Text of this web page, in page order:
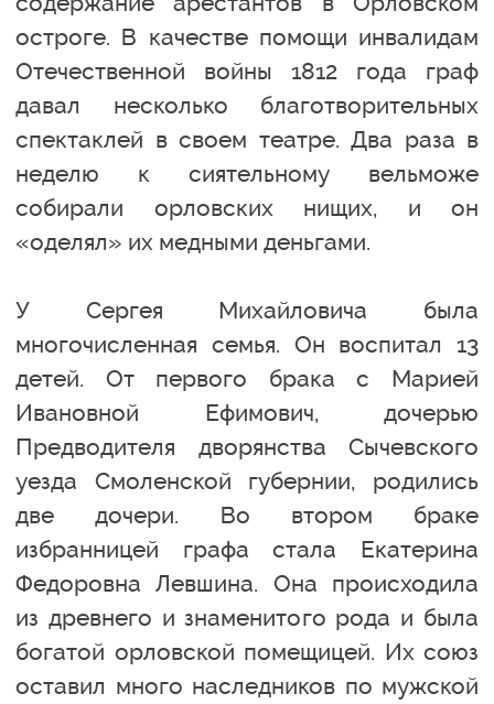
остроге. В качестве помощи инвалидам
Отечественной войны 1812 года граф
давал несколько благотворительных
спектаклей в своем театре. Два раза в
неделю к сиятельному вельможе
собирали орловских нищих, и он
«оделял» их медными деньгами.
У Сергея Михайловича была
многочисленная семья. Он воспитал 13
детей. От первого брака с Марией
Ивановной Ефимович, дочерью
Предводителя дворянства Сычевского
уезда Смоленской губернии, родились
две дочери. Во втором браке
избранницей графа стала Екатерина
Федоровна Левшина. Она происходила
из древнего и знаменитого рода и была
богатой орловской помещицей. Их союз
оставил много наследников по мужской